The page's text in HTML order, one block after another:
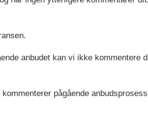
anbudet kan vi ikke
pågående